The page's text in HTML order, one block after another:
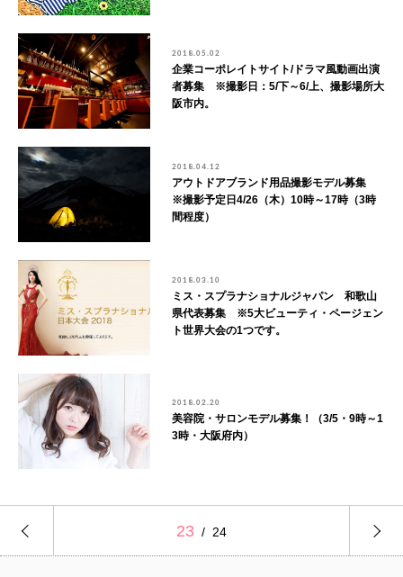
2018.05.02
企業コーポレイトサイト/ドラマ風動画出演
者募集 ※撮影日：5/下～6/上、撮影場所大
阪市内。
2018.04.12
アウトドアブランド用品撮影モデル募集
※撮影予定日4/26（木）10時～17時（3時
間程度）
2018.03.10
ミス・スプラナショナルジャパン 和歌山
県代表募集 ※5大ビューティ・ページェン
ト世界大会の1つです。
2018.02.20
美容院・サロンモデル募集！（3/5・9時～1
3時・大阪府内）
23 24